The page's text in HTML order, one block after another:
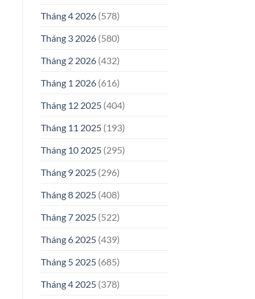
Tháng 4 2026(578)
Tháng 3 2026(580)
Tháng 2 2026(432)
Tháng 1 2026(616)
Tháng 12 2025(404)
Tháng 11 2025(193)
Tháng 10 2025(295)
Tháng 9 2025(296)
Tháng 8 2025(408)
Tháng 7 2025(522)
Tháng 6 2025(439)
Tháng 5 2025(685)
Tháng 4 2025(378)